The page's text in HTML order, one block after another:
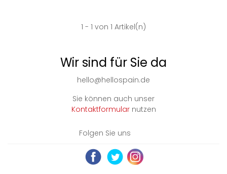
1 - 1 von 1 Artikel(n)
Wir sind für Sie da
hello@hellospain.de
Sie können auch unser
Kontaktformularnutzen
Folgen Sie uns